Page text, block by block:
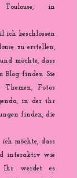
in
ich beschlossen
zu erstellen,
möchte, dass
Blog finden Sie
Fotos
in der ihr
finden, die
möchte, dass
interaktiv wie
werdet es